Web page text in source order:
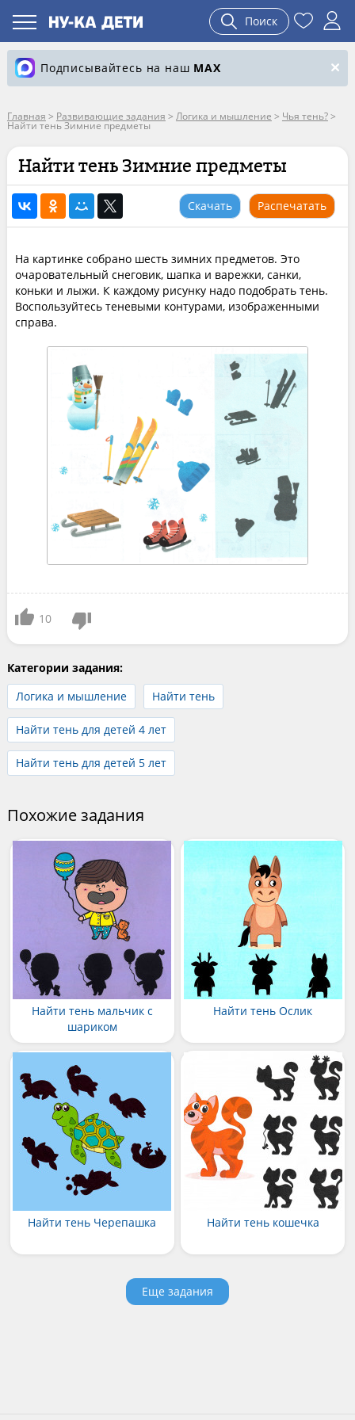
Поиск
Подписывайтесь на наш MAX
Главная > Развивающие задания > Логика и мышление > Чья тень?>
Найти тень Зимние предметы
Найти тень Зимние предметы
Скачать Распечатать
На картинке собрано шесть зимних предметов. Это
очаровательный снеговик, шапка и варежки, санки,
коньки и лыжи. К каждому рисунку надо подобрать тень.
Воспользуйтесь теневыми контурами, изображенными
справа.
10
Категории задания:
Логика и мышление
Найти тень
Найти тень для детей 4 лет
Найти тень для детей 5 лет
Похожие задания
Найти тень мальчик с
шариком
Найти тень Ослик
Найти тень Черепашка Найти тень кошечка
Еще задания